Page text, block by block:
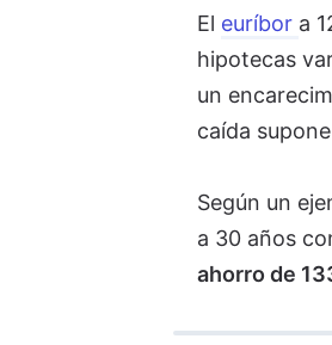
El euríbor a
hipotecas
un
caída
Según un
a 30 años
ahorro de